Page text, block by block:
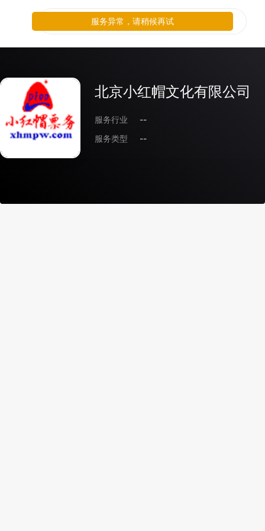
北京小红帽文化有限公司
服务行业
--
服务类型
--
服务异常，请稍候再试